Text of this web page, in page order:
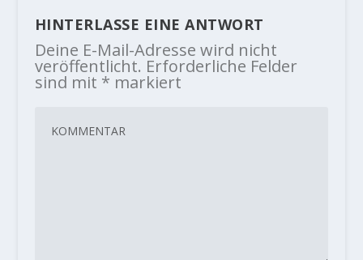
HINTERLASSE EINE ANTWORT
Deine E-Mail-Adresse wird nicht
veröffentlicht. Erforderliche Felder
sind mit * markiert